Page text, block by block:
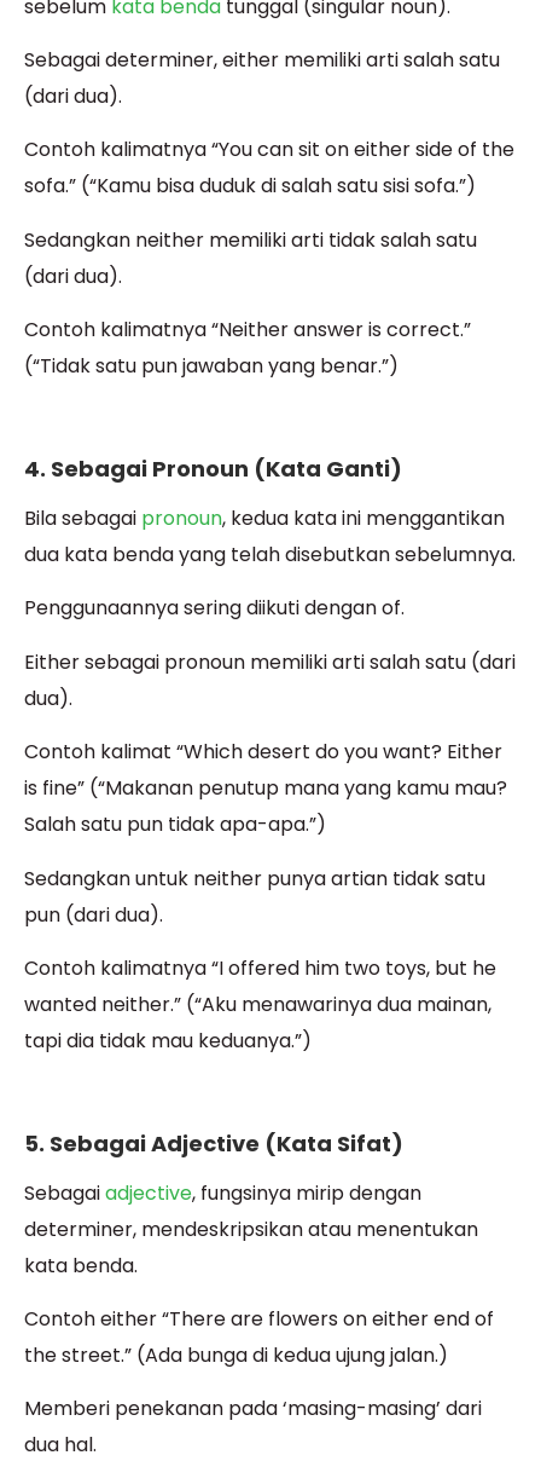
sebelum kata benda tunggal (singular noun).
Sebagai determiner, either memiliki arti salah satu
(dari dua).
Contoh kalimatnya “You can sit on either side of the
sofa.” (“Kamu bisa duduk di salah satu sisi sofa.”)
Sedangkan neither memiliki arti tidak salah satu
(dari dua).
Contoh kalimatnya “Neither answer is correct.”
(“Tidak satu pun jawaban yang benar.”)
4. Sebagai Pronoun (Kata Ganti)
Bila sebagai pronoun, kedua kata ini menggantikan
dua kata benda yang telah disebutkan sebelumnya.
Penggunaannya sering diikuti dengan of.
Either sebagai pronoun memiliki arti salah satu (dari
dua).
Contoh kalimat “Which desert do you want? Either
is fine” (“Makanan penutup mana yang kamu mau?
Salah satu pun tidak apa-apa.”)
Sedangkan untuk neither punya artian tidak satu
pun (dari dua).
Contoh kalimatnya “I offered him two toys, but he
wanted neither.” (“Aku menawarinya dua mainan,
tapi dia tidak mau keduanya.”)
5. Sebagai Adjective (Kata Sifat)
Sebagaiadjective, fungsinya mirip dengan
determiner, mendeskripsikan atau menentukan
kata benda.
Contoh either “There are flowers on either end of
the street.” (Ada bunga di kedua ujung jalan.)
Memberi penekanan pada ‘masing-masing’ dari
dua hal.